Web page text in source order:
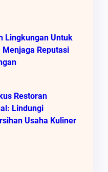
Lingkungan Untuk
Menjaga Reputasi
Restoran
Lindungi
Usaha Kuliner